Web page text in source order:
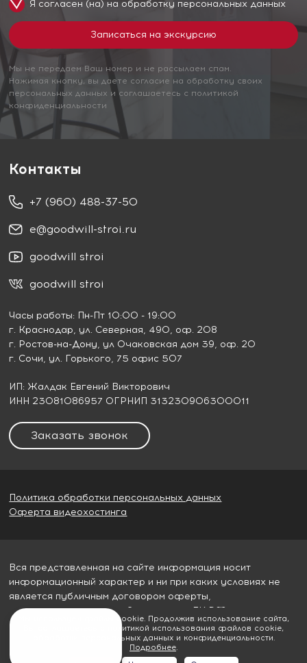
Я согласен (на) на обработку персональных данных
Мы не передаем Ваш номер и не рассылаем спам.
Нажимая кнопку, вы даете согласие на обработку своих
персональных данных и соглашаетесь с политикой
конфиденциальности
Контакты
+7 (960) 488-37-50
e@goodwill-stroi.ru
goodwill stroi
goodwill stroi
Часы работы: Пн-Пт 10:00 - 19:00
г. Краснодар, ул. Северная, 490, оф. 208
г. Ростов-на-Дону, ул Очаковская дом 39, оф. 20
г. Сочи, ул. Горького, 75 офис 507
ИП: Жалдак Евгений Викторович
ИНН 23081086957 ОГРНИП 313230906300011
Заказать звонок
Политика обработки персональных данных
Оферта видеохостинга
Вся представленная на сайте информация носит
информационный характер и ни при каких условиях не
является публичным договором оферты,
определяемым пунктом 2 статьи 437 ГК РФ
Мы используем файлы cookie. Продолжив использование сайта,
Вы соглашаетесь с политикой использования файлов cookie,
обработки персональных данных и конфиденциальности.
Подробнее.